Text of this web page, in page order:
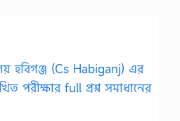
হবিগঞ্জ (Cs Habiganj) এর
পরীক্ষার full প্রশ্ন সমাধানের